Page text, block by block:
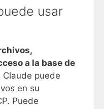
usar
a la base de
Claude puede
en su
Puede